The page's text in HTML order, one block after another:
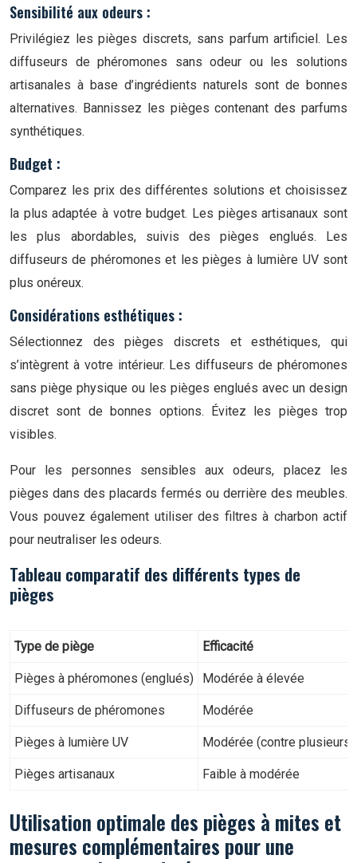
Sensibilité aux odeurs :
Privilégiez les pièges discrets, sans parfum artificiel. Les
diffuseurs de phéromones sans odeur ou les solutions
artisanales à base d’ingrédients naturels sont de bonnes
alternatives. Bannissez les pièges contenant des parfums
synthétiques.
Budget :
Comparez les prix des différentes solutions et choisissez
la plus adaptée à votre budget. Les pièges artisanaux sont
les plus abordables, suivis des pièges englués. Les
diffuseurs de phéromones et les pièges à lumière UV sont
plus onéreux.
Considérations esthétiques :
Sélectionnez des pièges discrets et esthétiques, qui
s’intègrent à votre intérieur. Les diffuseurs de phéromones
sans piège physique ou les pièges englués avec un design
discret sont de bonnes options. Évitez les pièges trop
visibles.
Pour les personnes sensibles aux odeurs, placez les
pièges dans des placards fermés ou derrière des meubles.
Vous pouvez également utiliser des filtres à charbon actif
pour neutraliser les odeurs.
Tableau comparatif des différents types de
pièges
Type de piège Efficacité
Pièges à phéromones (englués) Modérée à élevée
Diffuseurs de phéromones Modérée
Pièges à lumière UV Modérée (contre plusieurs
Pièges artisanaux Faible à modérée
Utilisation optimale des pièges à mites et
mesures complémentaires pour une